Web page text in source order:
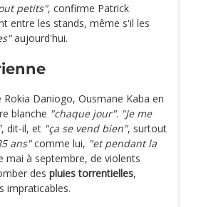
petits", confirme Patrick
entre les stands, même s'il les
aujourd'hui.
Daniogo, Ousmane Kaba en
blanche "chaque jour". "Je me
, dit-il, et "ça se vend bien", surtout
ans"comme lui, "et pendant la
mai à septembre, de violents
des pluies torrentielles,
impraticables.